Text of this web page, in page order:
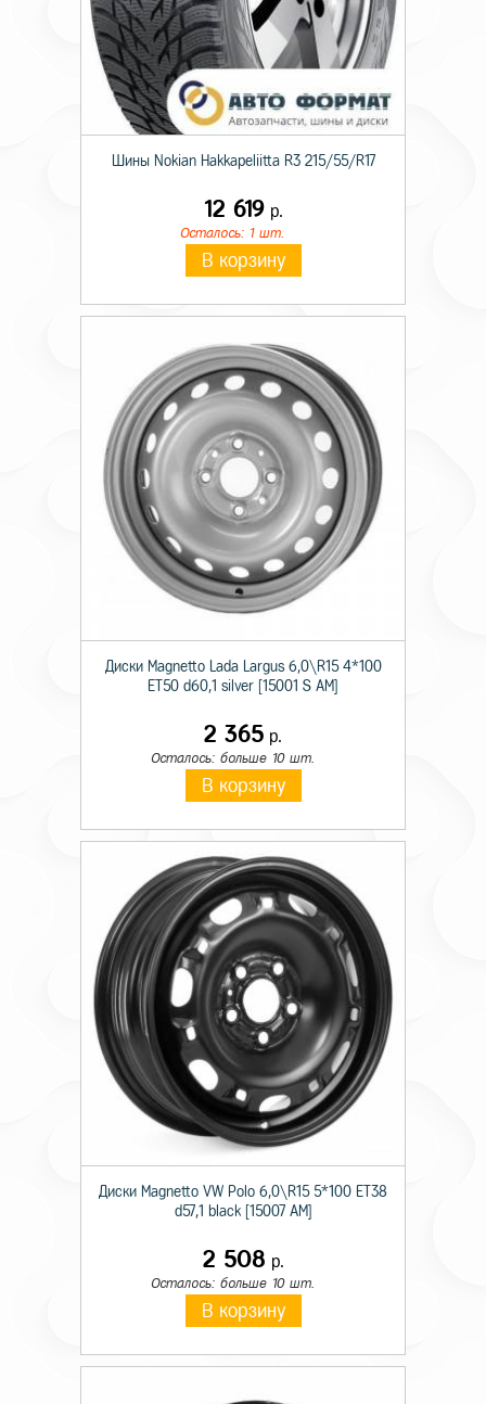
Шины Nokian Hakkapeliitta R3 215/55/R17
12 619р.
Осталось: 1 шт.
В корзину
Диски Magnetto Lada Largus 6,0\R15 4*100
ET50 d60,1 silver [15001 S AM]
2 365 р.
Осталось: больше 10 шт.
В корзину
Диски Magnetto VW Polo 6,0\R15 5*100 ET38
d57,1 black [15007 AM]
2 508 р.
Осталось: больше 10 шт.
В корзину